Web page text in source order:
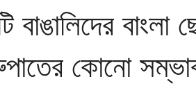
বাঙালিদের
কোনো